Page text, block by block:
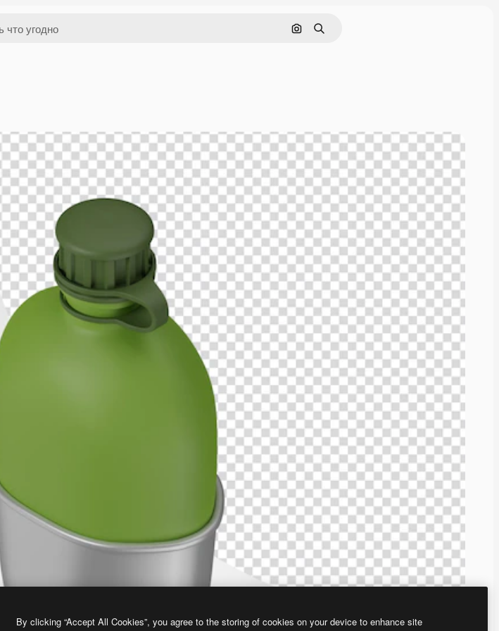
Поиск по изображению
Поиск
By clicking “Accept All Cookies”, you agree to the storing of cookies on your device to enhance site